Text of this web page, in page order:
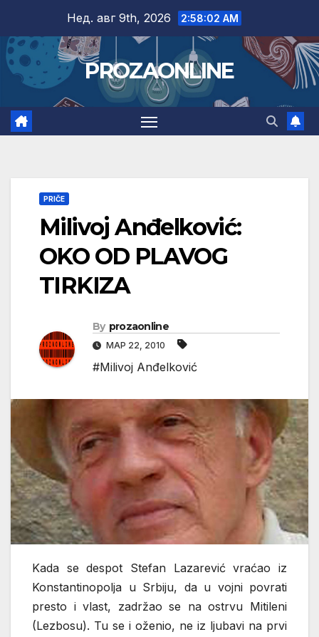
content
Нед. авг 9th, 2026 2:58:03 AM
PROZAONLINE
PRIČE
Milivoj Anđelković:
OKO OD PLAVOG
TIRKIZA
By prozaonline
МАР 22, 2010
#Milivoj Anđelković
Kada se despot Stefan Lazarević vraćao iz
Konstantinopolja u Srbiju, da u vojni povrati
presto i vlast, zadržao se na ostrvu Mitileni
(Lezbosu). Tu se i oženio, ne iz ljubavi na prvi